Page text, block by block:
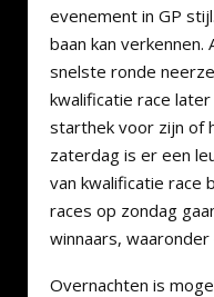
evenement in GP
baan kan
snelste ronde
kwalificatie race
starthek voor zijn of
zaterdag is er een
van kwalificatie race
races op zondag
winnaars, waaronder
Overnachten is